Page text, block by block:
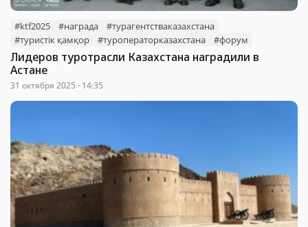
#ktf2025 #награда
#турагентстваказахстана
#туристік қамқор
#туроператорказахстана #форум
Лидеров туротрасли Казахстана наградили в
Астане
31 октября 2025 · 14:35